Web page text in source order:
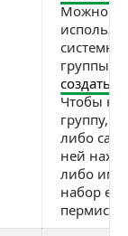
Можно
группы
создать
Чтобы
группу,
либо
ней
либо
набор ее